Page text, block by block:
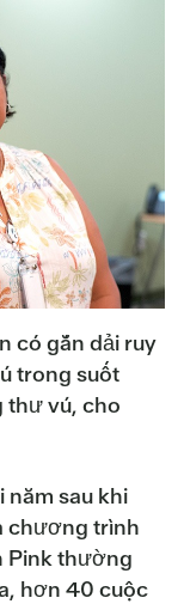
có gắn dải ruy
trong suốt
thư vú, cho
năm sau khi
chương trình
Pink thường
hơn 40 cuộc